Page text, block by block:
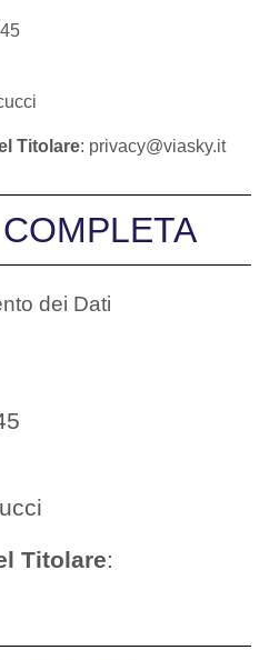
Titolare: privacy@viasky.it
dei Dati
Titolare: